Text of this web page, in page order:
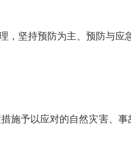
坚持预防为主、预防与应
予以应对的自然灾害、事